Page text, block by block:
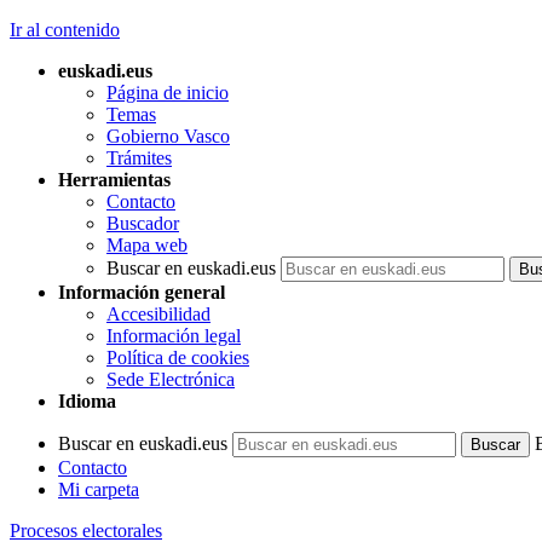
Ir al contenido
euskadi.eus
Página de inicio
Temas
Gobierno Vasco
Trámites
Herramientas
Contacto
Buscador
Mapa web
Buscar en euskadi.eus
Información general
Accesibilidad
Información legal
Política de cookies
Sede Electrónica
Idioma
Buscar en euskadi.eus
Contacto
Mi carpeta
Procesos electorales